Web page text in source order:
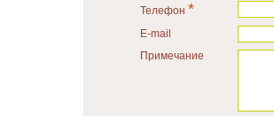
Телефон *
E-mail
Примечание